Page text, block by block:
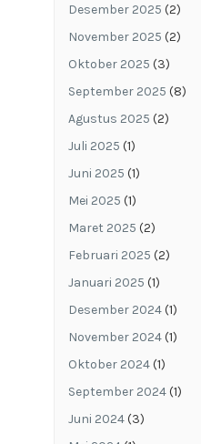
Desember 2025 (2)
November 2025 (2)
Oktober 2025 (3)
September 2025 (8)
Agustus 2025 (2)
Juli 2025 (1)
Juni 2025 (1)
Mei 2025 (1)
Maret 2025 (2)
Februari 2025 (2)
Januari 2025 (1)
Desember 2024(1)
November 2024(1)
Oktober 2024(1)
September 2024(1)
Juni 2024(3)